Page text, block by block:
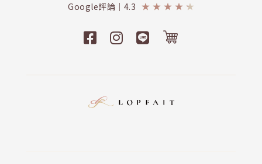
Google評論｜4.3 ★ ★ ★ ★ ★